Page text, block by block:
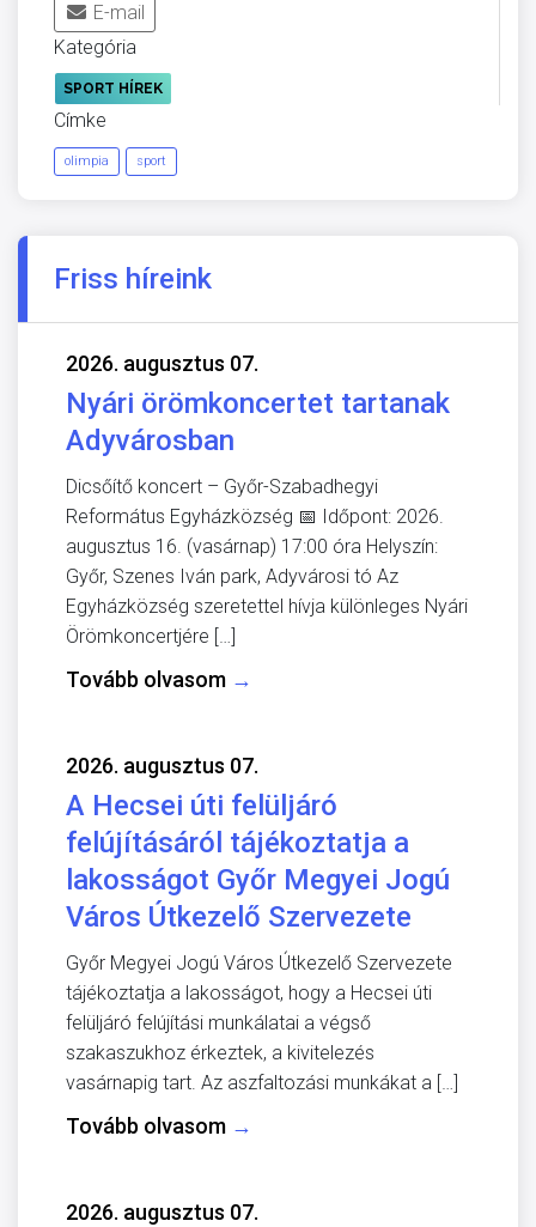
E-mail
Kategória
SPORT HÍREK
Címke
olimpia sport
Friss híreink
2026. augusztus 07.
Nyári örömkoncertet tartanak
Adyvárosban
Dicsőítő koncert – Győr-Szabadhegyi
Református Egyházközség 📅 Időpont: 2026.
augusztus 16. (vasárnap) 17:00 óra Helyszín:
Győr, Szenes Iván park, Adyvárosi tó Az
Egyházközség szeretettel hívja különleges Nyári
Örömkoncertjére […]
Tovább olvasom →
2026. augusztus 07.
A Hecsei úti felüljáró
felújításáról tájékoztatja a
lakosságot Győr Megyei Jogú
Város Útkezelő Szervezete
Győr Megyei Jogú Város Útkezelő Szervezete
tájékoztatja a lakosságot, hogy a Hecsei úti
felüljáró felújítási munkálatai a végső
szakaszukhoz érkeztek, a kivitelezés
vasárnapig tart. Az aszfaltozási munkákat a […]
Tovább olvasom →
2026. augusztus 07.